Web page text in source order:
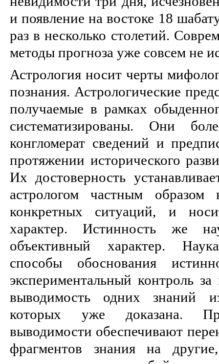
и появление на востоке 18
раз в несколько столетий.
методы прогноза уже совсем не
Астрология носит черты
познания. Астрологические
получаемые в рамках
систематизированы. Они
конгломерат сведений и
протяжении исторического
Их достоверность
астрологом частным образом
конкретных ситуаций, и
характер. Истинность же
объективный характер.
способы обоснования
экспериментальный контроль
выводимость одних знаний
которых уже доказана.
выводимости обеспечивают
фрагментов знания на